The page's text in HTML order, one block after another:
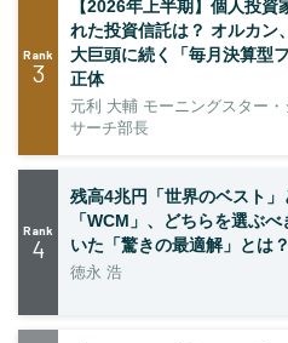
Rank
3
【2026年上半期】個人投資
れた投資信託は？ オルカン
大巨頭に続く「毎月決算型
正体
元利 大輔 モーニングスター
サーチ部長
Rank
4
残高4兆円「世界のベスト」
「WCM」、どちらを選ぶ
いた「驚きの最適解」とは？
徳永 浩